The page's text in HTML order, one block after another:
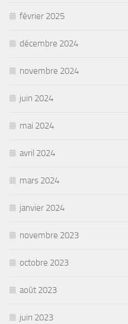
février 2025
décembre 2024
novembre 2024
juin 2024
mai 2024
avril 2024
mars 2024
janvier 2024
novembre 2023
octobre 2023
août 2023
juin 2023